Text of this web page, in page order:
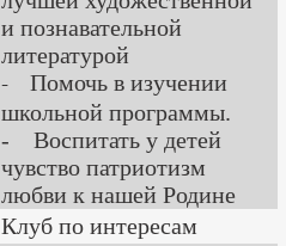
и познавательной
литературой
-
Помочь в изучении
школьной программы.
- Воспитать у детей
чувство патриотизм
любви к нашей Родине
Клуб по интересам